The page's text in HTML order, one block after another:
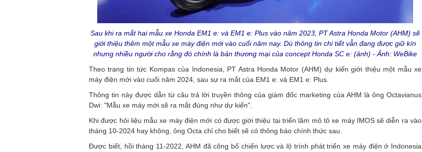
Sau khi ra mắt hai mẫu xe Honda EM1 e: và EM1 e: Plus vào năm 2023, PT Astra Honda Motor (AHM) sẽ
giới thiệu thêm một mẫu xe máy điện mới vào cuối năm nay. Dù thông tin chi tiết vẫn đang được giữ kín
nhưng nhiều người cho rằng đó chính là bản thương mại của concept Honda SC e: (ảnh) - Ảnh: WeBike
Theo trang tin tức Kompas của Indonesia, PT Astra Honda Motor (AHM) dự kiến giới thiệu một mẫu xe
máy điện mới vào cuối năm 2024, sau sự ra mắt của EM1 e: và EM1 e: Plus.
Thông tin này được dẫn từ câu trả lời truyền thông của giám đốc marketing của AHM là ông Octavianus
Dwi: "Mẫu xe máy mới sẽ ra mắt đúng như dự kiến".
Khi được hỏi liệu mẫu xe máy điện mới có được giới thiệu tại triển lãm mô tô xe máy IMOS sẽ diễn ra vào
tháng 10-2024 hay không, ông Octa chỉ cho biết sẽ có thông báo chính thức sau.
Được biết, hồi tháng 11-2022, AHM đã công bố chiến lược và lộ trình phát triển xe máy điện ở Indonesia